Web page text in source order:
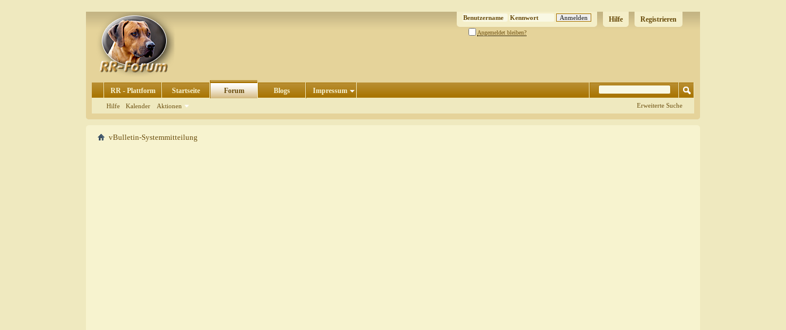
Registrieren
Hilfe
Angemeldet bleiben?
RR - Plattform Startseite Forum
Hilfe Kalender Aktionen
Blogs Impressum
Erweiterte Suche
vBulletin-Systemmitteilung